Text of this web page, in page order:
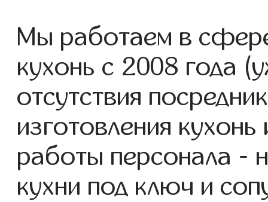
Мы работаем в
кухонь с 2008 года
отсутствия
изготовления
работы персонала -
кухни под ключ и